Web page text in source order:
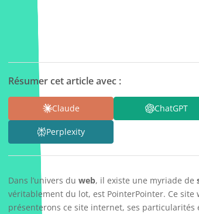
Résumer cet article avec :
Claude ChatGPT
Perplexity
Dans l’univers duweb, il existe une myriade de
véritablement du lot, est PointerPointer. Ce
présenterons ce site internet, ses